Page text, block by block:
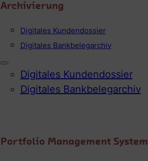
Archivierung
Digitales Kundendossier
Digitales Bankbelegarchiv
Digitales Kundendossier
Digitales Bankbelegarchiv
Portfolio Management System